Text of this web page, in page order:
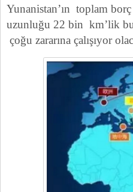
Yunanistan’ın toplam
uzunluğu 22 bin km’lik bu
çoğu zararına çalışıyor